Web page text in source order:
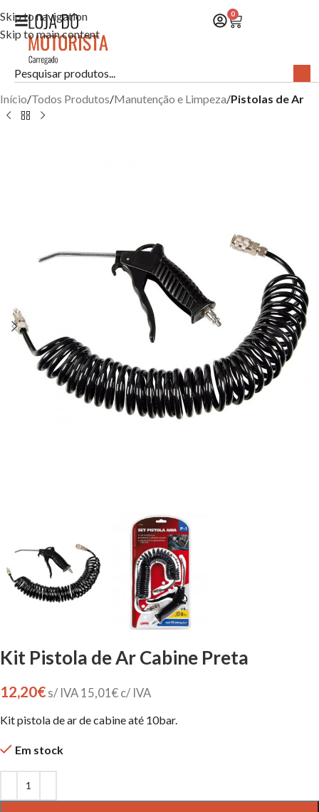
Skip to navigation
Skip to main content
0
Início Todos Produtos Manutenção e Limpeza Pistolas de Ar
Kit Pistola de Ar Cabine Preta
12,20€ s/ IVA 15,01€ c/ IVA
Kit pistola de ar de cabine até 10bar.
Em stock